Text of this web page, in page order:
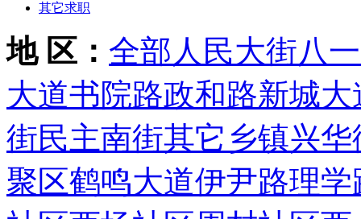
其它求职
地 区： 全部 人民大街八
大道书院路政和路新城大
街民主南街其它乡镇兴华
聚区鹤鸣大道伊尹路理学